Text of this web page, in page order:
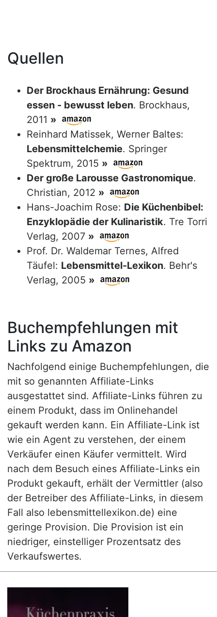
Quellen
Der Brockhaus Ernährung: Gesund
essen - bewusst leben. Brockhaus,
2011 »
Reinhard Matissek, Werner Baltes:
Lebensmittelchemie. Springer
Spektrum, 2015 »
Der große Larousse Gastronomique.
Christian, 2012 »
Hans-Joachim Rose: Die Küchenbibel:
Enzyklopädie der Kulinaristik. Tre Torri
Verlag, 2007 »
Prof. Dr. Waldemar Ternes, Alfred
Täufel: Lebensmittel-Lexikon. Behr's
Verlag, 2005 »
Buchempfehlungen mit
Links zu Amazon
Nachfolgend einige Buchempfehlungen, die
mit so genannten Affiliate-Links
ausgestattet sind. Affiliate-Links führen zu
einem Produkt, dass im Onlinehandel
gekauft werden kann. Ein Affiliate-Link ist
wie ein Agent zu verstehen, der einem
Verkäufer einen Käufer vermittelt. Wird
nach dem Besuch eines Affiliate-Links ein
Produkt gekauft, erhält der Vermittler (also
der Betreiber des Affiliate-Links, in diesem
Fall also lebensmittellexikon.de) eine
geringe Provision. Die Provision ist ein
niedriger, einstelliger Prozentsatz des
Verkaufswertes.